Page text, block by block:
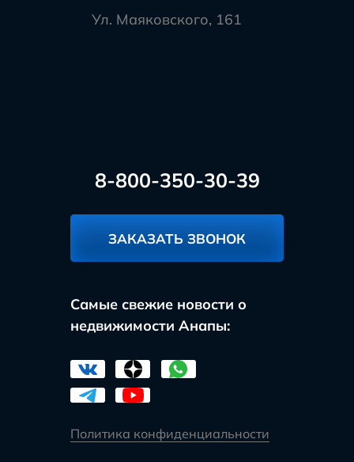
Ул. Маяковского, 161
8-800-350-30-39
ЗАКАЗАТЬ ЗВОНОК
Самые свежие новости о
недвижимости Анапы:
Политика конфиденциальности